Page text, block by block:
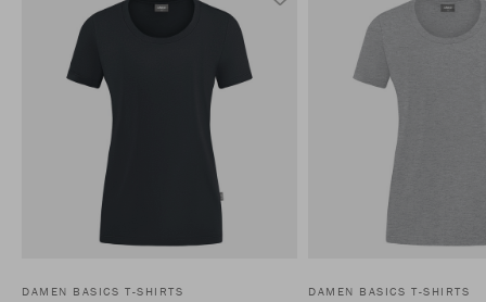
DAMEN BASICS T-SHIRTS DAMEN BASICS T-SHIRTS